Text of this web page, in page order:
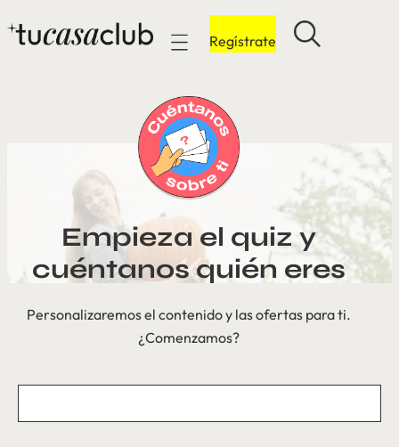
Mobile navigation
Regístrate
Empieza el quiz y
cuéntanos quién eres
Personalizaremos el contenido y las ofertas para ti.
¿Comenzamos?